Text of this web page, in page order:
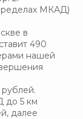
МКАД)
в
490
нашей
до 5 км
далее